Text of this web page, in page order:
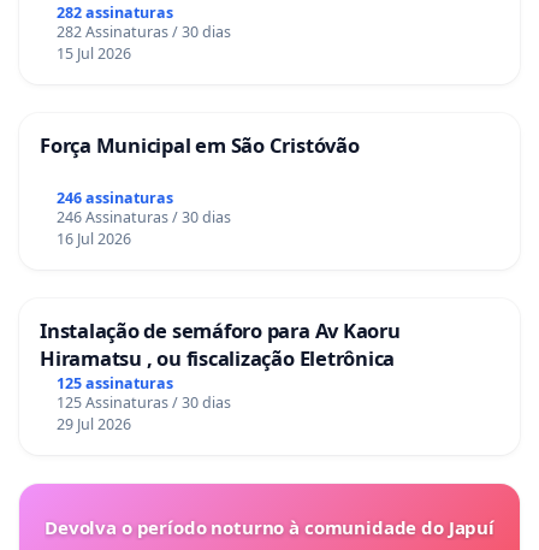
282 assinaturas
282 Assinaturas / 30 dias
15 Jul 2026
Força Municipal em São Cristóvão
246 assinaturas
246 Assinaturas / 30 dias
16 Jul 2026
Instalação de semáforo para Av Kaoru
Hiramatsu , ou fiscalização Eletrônica
125 assinaturas
125 Assinaturas / 30 dias
29 Jul 2026
Devolva o período noturno à comunidade do Japuí